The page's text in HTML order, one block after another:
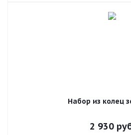
Набор из колец
2 930